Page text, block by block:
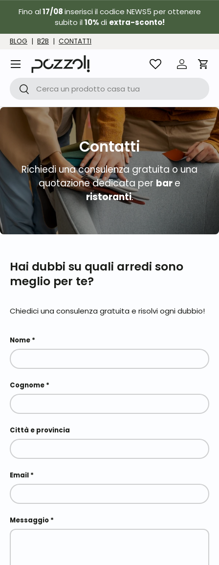
Passa ai contenuti
Fino al17/08inserisci il codice NEWS5 per ottenere
subito il 10%di extra-sconto!
BLOG | B2B | CONTATTI
Cerca
Cerca
Accedi
Menu
Contatti
Richiedi una consulenza gratuita o una
quotazione dedicata per bare
ristoranti.
Hai dubbi su quali arredi sono
meglio per te?
Chiedici una consulenza gratuita e risolvi ogni dubbio!
Nome
Cognome
Città e provincia
Email
Messaggio